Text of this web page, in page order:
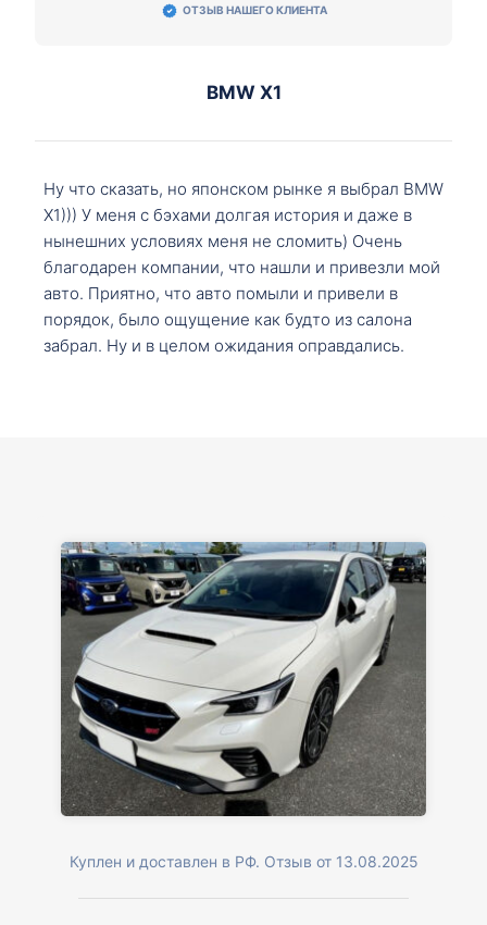
ОТЗЫВ НАШЕГО КЛИЕНТА
BMW X1
Ну что сказать, но японском рынке я выбрал BMW
X1))) У меня с бэхами долгая история и даже в
нынешних условиях меня не сломить) Очень
благодарен компании, что нашли и привезли мой
авто. Приятно, что авто помыли и привели в
порядок, было ощущение как будто из салона
забрал. Ну и в целом ожидания оправдались.
Куплен и доставлен в РФ. Отзыв от 13.08.2025